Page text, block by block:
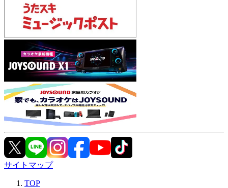
サイトマップ
TOP